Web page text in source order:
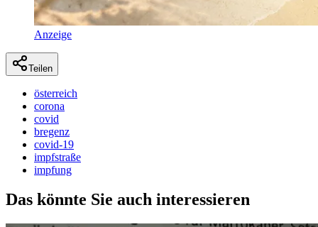
Anzeige
Teilen
österreich
corona
covid
bregenz
covid-19
impfstraße
impfung
Das könnte Sie auch interessieren